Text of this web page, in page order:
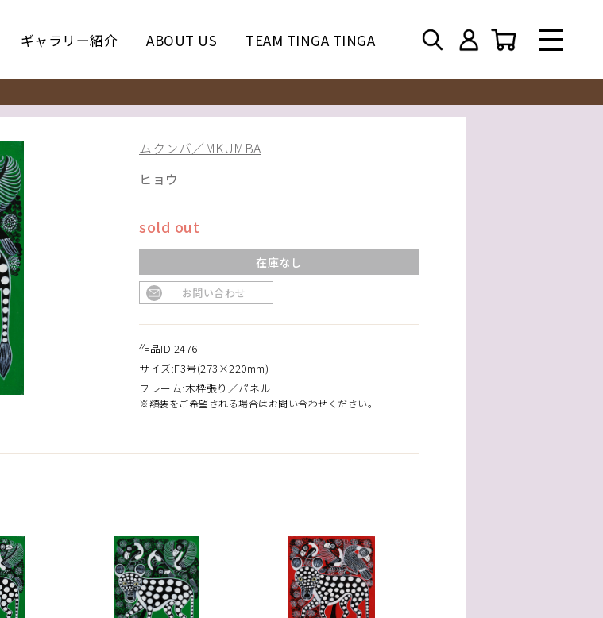
ギャラリー紹介 ABOUT US TEAM TINGA TINGA
ムクンバ／MKUMBA
ヒョウ
sold out
在庫なし
お問い合わせ
作品ID:2476
サイズ:F3号(273×220mm)
フレーム:木枠張り／パネル
※額装をご希望される場合はお問い合わせください。